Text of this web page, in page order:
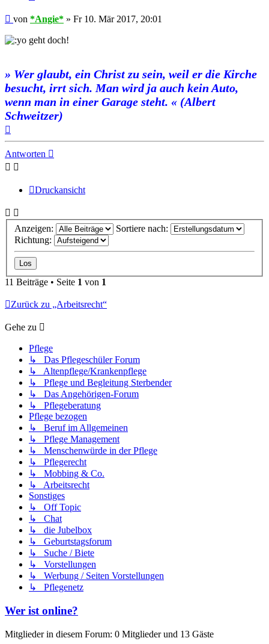
Beitrag
von *Angie* » Fr 10. Mär 2017, 20:01
geht doch!
» Wer glaubt, ein Christ zu sein, weil er die Kirche
besucht, irrt sich. Man wird ja auch kein Auto,
wenn man in einer Garage steht. « (Albert
Schweitzer)
Antworten
Druckansicht
Anzeigen:
Sortiere nach:
Richtung:
11 Beiträge • Seite 1 von 1
Zurück zu „Arbeitsrecht“
Gehe zu
Pflege
↳ Das Pflegeschüler Forum
↳ Altenpflege/Krankenpflege
↳ Pflege und Begleitung Sterbender
↳ Das Angehörigen-Forum
↳ Pflegeberatung
Pflege bezogen
↳ Beruf im Allgemeinen
↳ Pflege Management
↳ Menschenwürde in der Pflege
↳ Pflegerecht
↳ Mobbing & Co.
↳ Arbeitsrecht
Sonstiges
↳ Off Topic
↳ Chat
↳ die Jubelbox
↳ Geburtstagsforum
↳ Suche / Biete
↳ Vorstellungen
↳ Werbung / Seiten Vorstellungen
↳ Pflegenetz
Wer ist online?
Mitglieder in diesem Forum: 0 Mitglieder und 13 Gäste